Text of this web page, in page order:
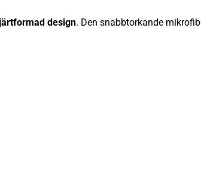
design. Den snabbtorkande